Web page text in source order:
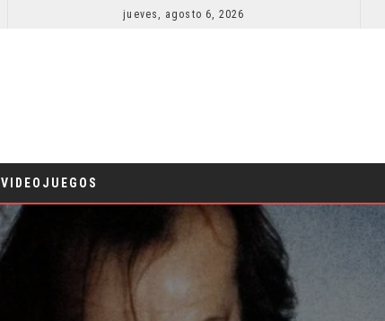
LA NOCHE DEL DEMONIO: ESTÁN ENTRE NOSOTROS – TRAILER FINAL
jueves, agosto 6, 2026
VIDEOJUEGOS